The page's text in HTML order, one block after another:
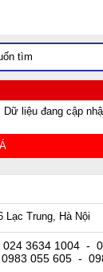
Dữ liệu đang cập
Lạc Trung, Hà Nội
024 3634 1004 -
0983 055 605 -